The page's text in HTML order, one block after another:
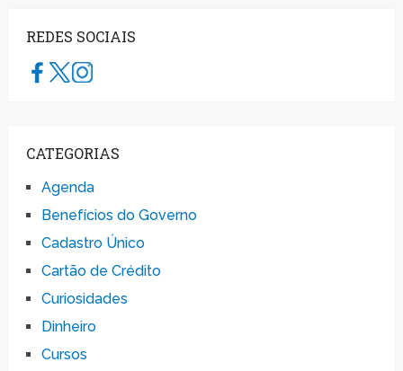
REDES SOCIAIS
CATEGORIAS
Agenda
Benefícios do Governo
Cadastro Único
Cartão de Crédito
Curiosidades
Dinheiro
Cursos